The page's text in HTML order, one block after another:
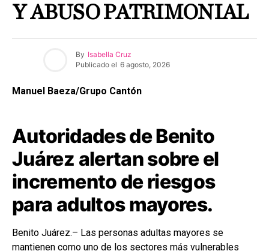
Y ABUSO PATRIMONIAL
By Isabella Cruz
Publicado el 6 agosto, 2026
Manuel Baeza/Grupo Cantón
Autoridades de Benito
Juárez alertan sobre el
incremento de riesgos
para adultos mayores.
Benito Juárez.– Las personas adultas mayores se
mantienen como uno de los sectores más vulnerables